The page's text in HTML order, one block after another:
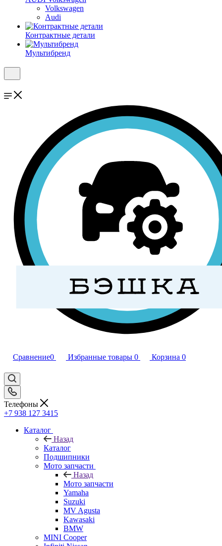
Volkswagen
Audi
Контрактные детали
Мультибренд
Сравнение0 Избранные товары 0 Корзина 0
Телефоны
+7 938 127 3415
Каталог
Назад
Каталог
Подшипники
Мото запчасти
Назад
Мото запчасти
Yamaha
Suzuki
MV Agusta
Kawasaki
BMW
MINI Cooper